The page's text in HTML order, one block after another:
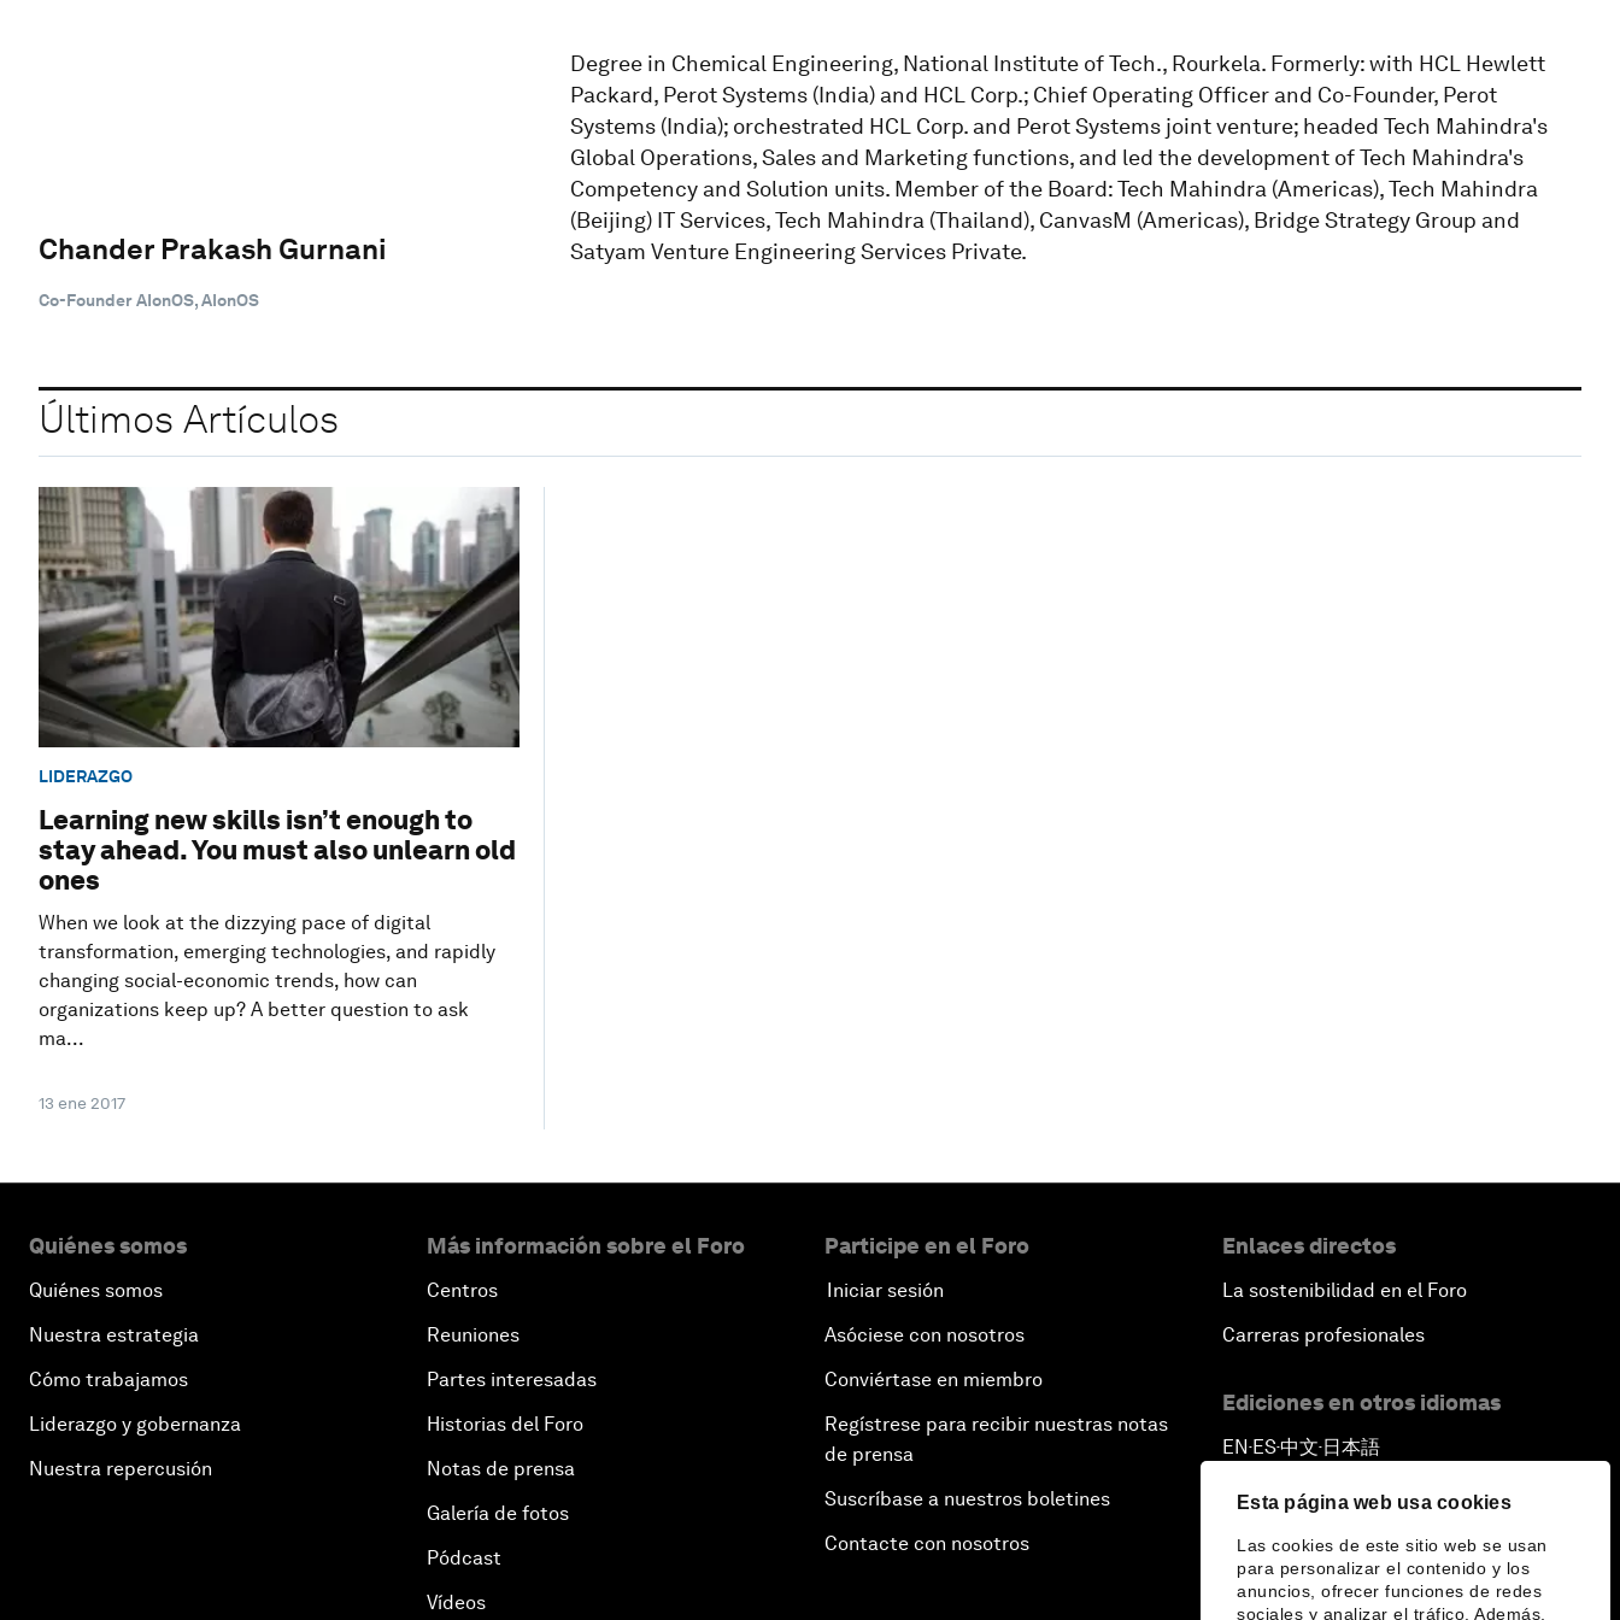
Esta página web usa cookies
Las cookies de este sitio web se usan
para personalizar el contenido y los
anuncios, ofrecer funciones de redes
sociales y analizar el tráfico. Además,
Chander Prakash Gurnani
Co-Founder AIonOS, AIonOS
Degree in Chemical Engineering, National Institute of Tech., Rourkela. Formerly: with HCL Hewlett
Packard, Perot Systems (India) and HCL Corp.; Chief Operating Officer and Co-Founder, Perot
Systems (India); orchestrated HCL Corp. and Perot Systems joint venture; headed Tech Mahindra's
Global Operations, Sales and Marketing functions, and led the development of Tech Mahindra's
Competency and Solution units. Member of the Board: Tech Mahindra (Americas), Tech Mahindra
(Beijing) IT Services, Tech Mahindra (Thailand), CanvasM (Americas), Bridge Strategy Group and
Satyam Venture Engineering Services Private.
Últimos Artículos
LIDERAZGO
Learning new skills isn’t enough to
stay ahead. You must also unlearn old
ones
When we look at the dizzying pace of digital
transformation, emerging technologies, and rapidly
changing social-economic trends, how can
organizations keep up? A better question to ask
ma...
13 ene 2017
Quiénes somos
Quiénes somos
Nuestra estrategia
Cómo trabajamos
Liderazgo y gobernanza
Nuestra repercusión
Más información sobre el Foro
Centros
Reuniones
Partes interesadas
Historias del Foro
Notas de prensa
Galería de fotos
Pódcast
Vídeos
Participe en el Foro
Iniciar sesión
Asóciese con nosotros
Conviértase en miembro
Regístrese para recibir nuestras notas
de prensa
Suscríbase a nuestros boletines
Contacte con nosotros
Enlaces directos
La sostenibilidad en el Foro
Carreras profesionales
Ediciones en otros idiomas
EN ▪ ES▪中文▪ 日本語